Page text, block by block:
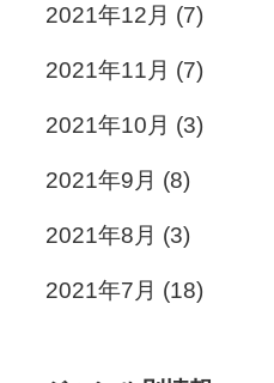
2021年12月 (7)
2021年11月 (7)
2021年10月 (3)
2021年9月 (8)
2021年8月 (3)
2021年7月 (18)